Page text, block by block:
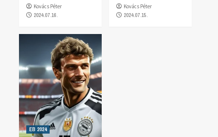
Kovács Péter
2024.07.16.
Kovács Péter
2024.07.15.
EB 2024